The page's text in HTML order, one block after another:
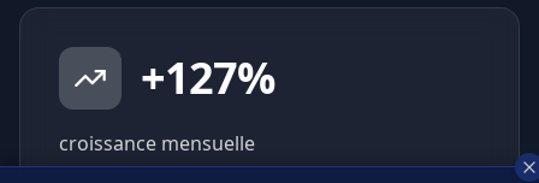
+127%
croissance mensuelle